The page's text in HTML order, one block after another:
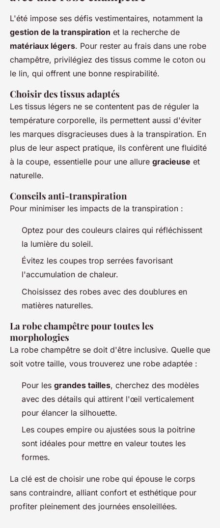
L'été impose ses défis vestimentaires, notamment la
gestion de la transpiration et la recherche de
matériaux légers. Pour rester au frais dans une robe
champêtre, privilégiez des tissus comme le coton ou
le lin, qui offrent une bonne respirabilité.
Choisir des tissus adaptés
Les tissus légers ne se contentent pas de réguler la
température corporelle, ils permettent aussi d'éviter
les marques disgracieuses dues à la transpiration. En
plus de leur aspect pratique, ils confèrent une fluidité
à la coupe, essentielle pour une allure gracieuse et
naturelle.
Conseils anti-transpiration
Pour minimiser les impacts de la transpiration :
Optez pour des couleurs claires qui réfléchissent
la lumière du soleil.
Évitez les coupes trop serrées favorisant
l'accumulation de chaleur.
Choisissez des robes avec des doublures en
matières naturelles.
La robe champêtre pour toutes les
morphologies
La robe champêtre se doit d'être inclusive. Quelle que
soit votre taille, vous trouverez une robe adaptée :
Pour les grandes tailles, cherchez des modèles
avec des détails qui attirent l'œil verticalement
pour élancer la silhouette.
Les coupes empire ou ajustées sous la poitrine
sont idéales pour mettre en valeur toutes les
formes.
La clé est de choisir une robe qui épouse le corps
sans contraindre, alliant confort et esthétique pour
profiter pleinement des journées ensoleillées.